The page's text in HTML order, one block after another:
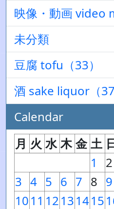
映像・動画 video
未分類
豆腐 tofu（33）
酒 sake liquor（37
Calendar
月 火 水 木 金 土
1
2
3 4 5 6 7 8 9
1011 12131415